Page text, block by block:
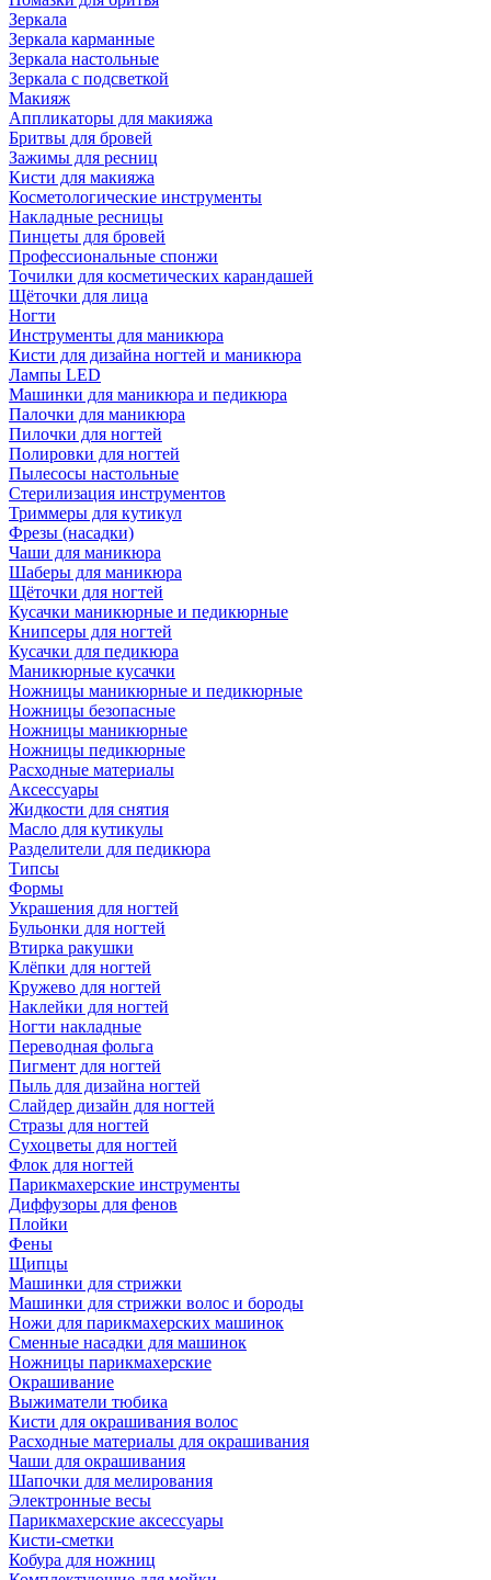
Зеркала
Зеркала карманные
Зеркала настольные
Зеркала с подсветкой
Макияж
Аппликаторы для макияжа
Бритвы для бровей
Зажимы для ресниц
Кисти для макияжа
Косметологические инструменты
Накладные ресницы
Пинцеты для бровей
Профессиональные спонжи
Точилки для косметических карандашей
Щёточки для лица
Ногти
Инструменты для маникюра
Кисти для дизайна ногтей и маникюра
Лампы LED
Машинки для маникюра и педикюра
Палочки для маникюра
Пилочки для ногтей
Полировки для ногтей
Пылесосы настольные
Стерилизация инструментов
Триммеры для кутикул
Фрезы (насадки)
Чаши для маникюра
Шаберы для маникюра
Щёточки для ногтей
Кусачки маникюрные и педикюрные
Книпсеры для ногтей
Кусачки для педикюра
Маникюрные кусачки
Ножницы маникюрные и педикюрные
Ножницы безопасные
Ножницы маникюрные
Ножницы педикюрные
Расходные материалы
Аксессуары
Жидкости для снятия
Масло для кутикулы
Разделители для педикюра
Типсы
Формы
Украшения для ногтей
Бульонки для ногтей
Втирка ракушки
Клёпки для ногтей
Кружево для ногтей
Наклейки для ногтей
Ногти накладные
Переводная фольга
Пигмент для ногтей
Пыль для дизайна ногтей
Слайдер дизайн для ногтей
Стразы для ногтей
Сухоцветы для ногтей
Флок для ногтей
Парикмахерские инструменты
Диффузоры для фенов
Плойки
Фены
Щипцы
Машинки для стрижки
Машинки для стрижки волос и бороды
Ножи для парикмахерских машинок
Сменные насадки для машинок
Ножницы парикмахерские
Окрашивание
Выжиматели тюбика
Кисти для окрашивания волос
Расходные материалы для окрашивания
Чаши для окрашивания
Шапочки для мелирования
Электронные весы
Парикмахерские аксессуары
Кисти-сметки
Кобура для ножниц